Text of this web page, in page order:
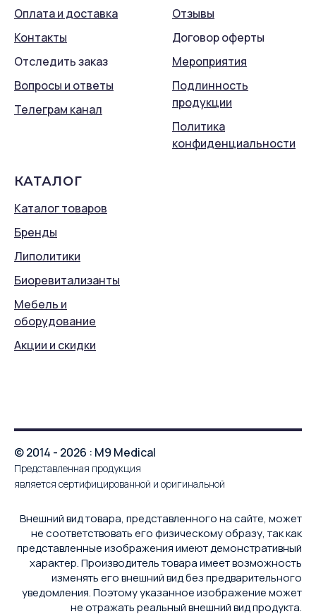
Оплата и доставка
Контакты
Отследить заказ
Вопросы и ответы
Телеграм канал
Отзывы
Договор оферты
Мероприятия
Подлинность
продукции
Политика
конфиденциальности
КАТАЛОГ
Каталог товаров
Бренды
Липолитики
Биоревитализанты
Мебель и
оборудование
Акции и скидки
© 2014 - 2026 : M9 Medical
Представленная продукция
является сертифицированной и оригинальной
Внешний вид товара, представленного на сайте, может
не соответствовать его физическому образу, так как
представленные изображения имеют демонстративный
характер. Производитель товара имеет возможность
изменять его внешний вид без предварительного
уведомления. Поэтому указанное изображение может
не отражать реальный внешний вид продукта.